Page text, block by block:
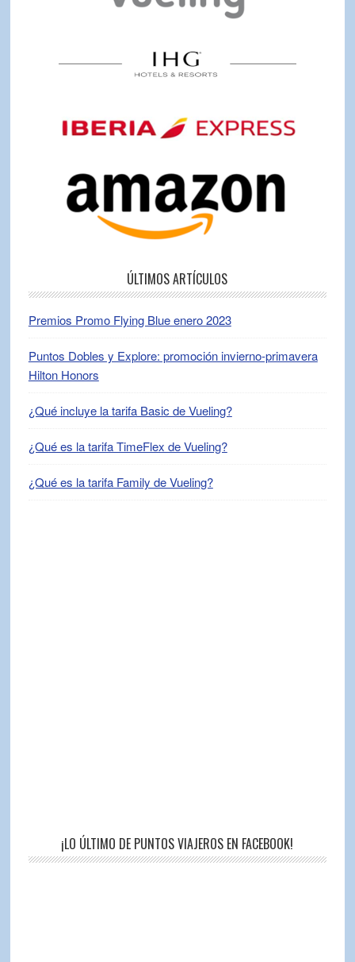
ÚLTIMOS ARTÍCULOS
Premios Promo Flying Blue enero 2023
Puntos Dobles y Explore: promoción invierno-primavera
Hilton Honors
¿Qué incluye la tarifa Basic de Vueling?
¿Qué es la tarifa TimeFlex de Vueling?
¿Qué es la tarifa Family de Vueling?
¡LO ÚLTIMO DE PUNTOS VIAJEROS EN FACEBOOK!